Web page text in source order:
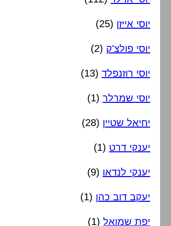
יוסי אייזן (25)
יוסי פולצ'ק (2)
יוסי רוזנפלד (13)
יוסי שמרלר (1)
יחיאל שטיין (28)
יענקי דרט (1)
יענקי לנדאו (9)
יעקב דוב כהן (1)
יפת שמואל (1)